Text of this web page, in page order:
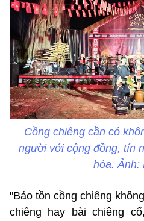
Cồng chiêng cần có
người với cộng đồng, tín
hóa. Ảnh:
"Bảo tồn cồng chiêng
chiêng hay bài chiêng